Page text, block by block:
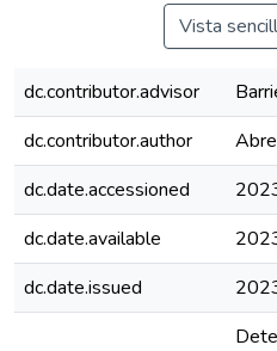
Vista
dc.contributor.advisor
dc.contributor.author
dc.date.accessioned
dc.date.available
dc.date.issued